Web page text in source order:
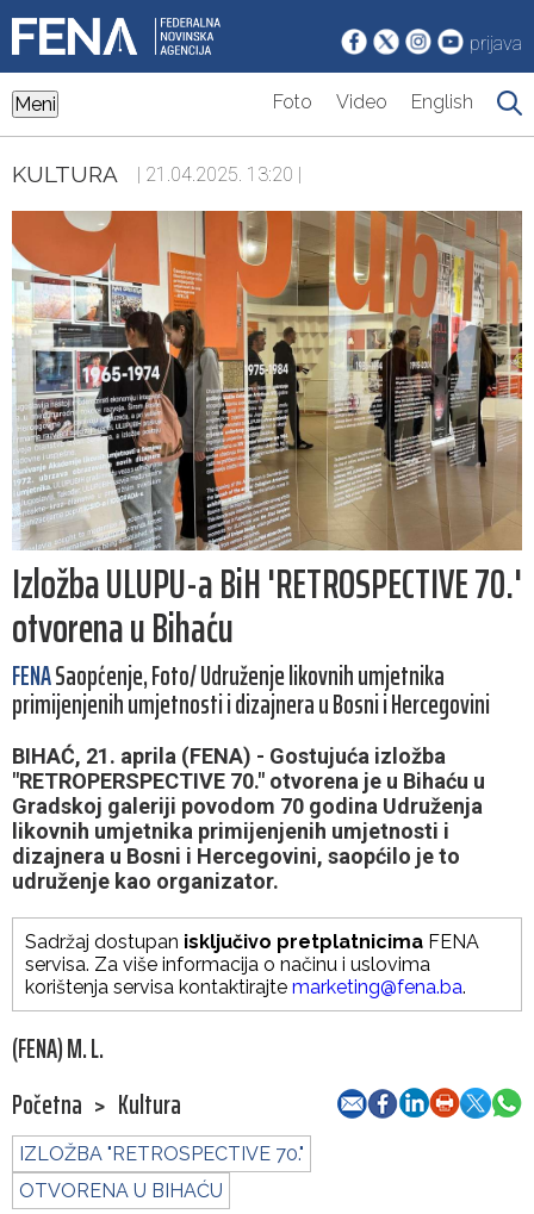
prijava
Meni Foto Video English
KULTURA | 21.04.2025. 13:20 |
Izložba ULUPU-a BiH 'RETROSPECTIVE 70.'
otvorena u Bihaću
FENASaopćenje, Foto/ Udruženje likovnih umjetnika
primijenjenih umjetnosti i dizajnera u Bosni i Hercegovini
BIHAĆ, 21. aprila (FENA) - Gostujuća izložba
"RETROPERSPECTIVE 70." otvorena je u Bihaću u
Gradskoj galeriji povodom 70 godina Udruženja
likovnih umjetnika primijenjenih umjetnosti i
dizajnera u Bosni i Hercegovini, saopćilo je to
udruženje kao organizator.
Sadržaj dostupan isključivo pretplatnicima FENA
servisa. Za više informacija o načinu i uslovima
korištenja servisa kontaktirajte marketing@fena.ba.
(FENA) M. L.
Početna > Kultura
IZLOŽBA "RETROSPECTIVE 70."
OTVORENA U BIHAĆU